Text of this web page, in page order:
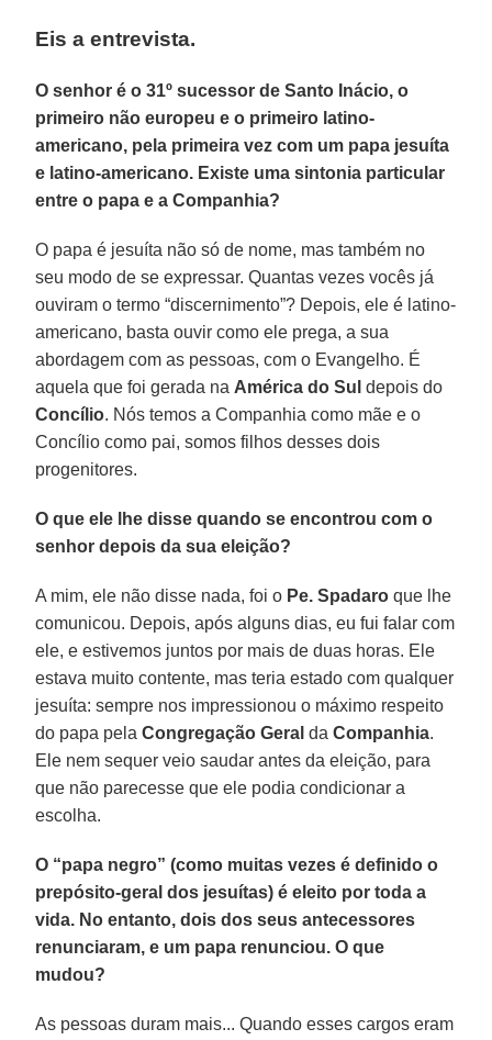
Eis a entrevista.
O senhor é o 31º sucessor de Santo Inácio, o
primeiro não europeu e o primeiro latino-
americano, pela primeira vez com um papa jesuíta
e latino-americano. Existe uma sintonia particular
entre o papa e a Companhia?
O papa é jesuíta não só de nome, mas também no
seu modo de se expressar. Quantas vezes vocês já
ouviram o termo “discernimento”? Depois, ele é latino-
americano, basta ouvir como ele prega, a sua
abordagem com as pessoas, com o Evangelho. É
aquela que foi gerada na América do Sul depois do
Concílio. Nós temos a Companhia como mãe e o
Concílio como pai, somos filhos desses dois
progenitores.
O que ele lhe disse quando se encontrou com o
senhor depois da sua eleição?
A mim, ele não disse nada, foi o Pe. Spadaro que lhe
comunicou. Depois, após alguns dias, eu fui falar com
ele, e estivemos juntos por mais de duas horas. Ele
estava muito contente, mas teria estado com qualquer
jesuíta: sempre nos impressionou o máximo respeito
do papa pelaCongregação Geral daCompanhia.
Ele nem sequer veio saudar antes da eleição, para
que não parecesse que ele podia condicionar a
escolha.
O “papa negro” (como muitas vezes é definido o
prepósito-geral dos jesuítas) é eleito por toda a
vida. No entanto, dois dos seus antecessores
renunciaram, e um papa renunciou. O que
mudou?
As pessoas duram mais... Quando esses cargos eram